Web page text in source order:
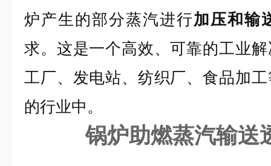
炉产生的部分蒸汽进行加压和输
求。这是一个高效、可靠的工业
工厂、发电站、纺织厂、食品加
的行业中。
锅炉助燃蒸汽输送